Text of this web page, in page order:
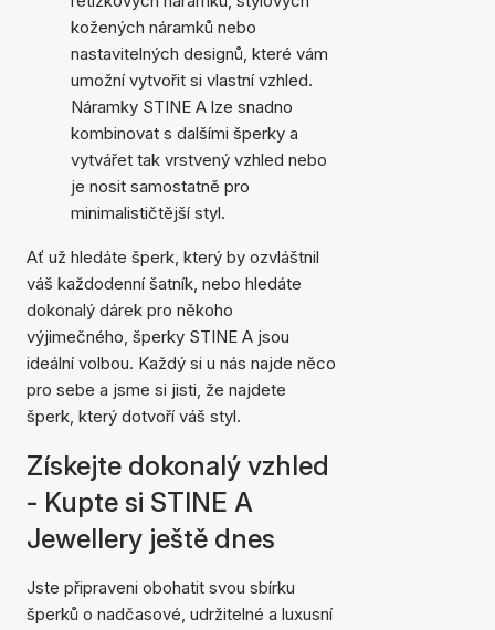
kožených náramků nebo
nastavitelných designů, které vám
umožní vytvořit si vlastní vzhled.
Náramky STINE A lze snadno
kombinovat s dalšími šperky a
vytvářet tak vrstvený vzhled nebo
je nosit samostatně pro
minimalističtější styl.
Ať už hledáte šperk, který by ozvláštnil
váš každodenní šatník, nebo hledáte
dokonalý dárek pro někoho
výjimečného, šperky STINE A jsou
ideální volbou. Každý si u nás najde něco
pro sebe a jsme si jisti, že najdete
šperk, který dotvoří váš styl.
Získejte dokonalý vzhled
- Kupte si STINE A
Jewellery ještě dnes
Jste připraveni obohatit svou sbírku
šperků o nadčasové, udržitelné a luxusní